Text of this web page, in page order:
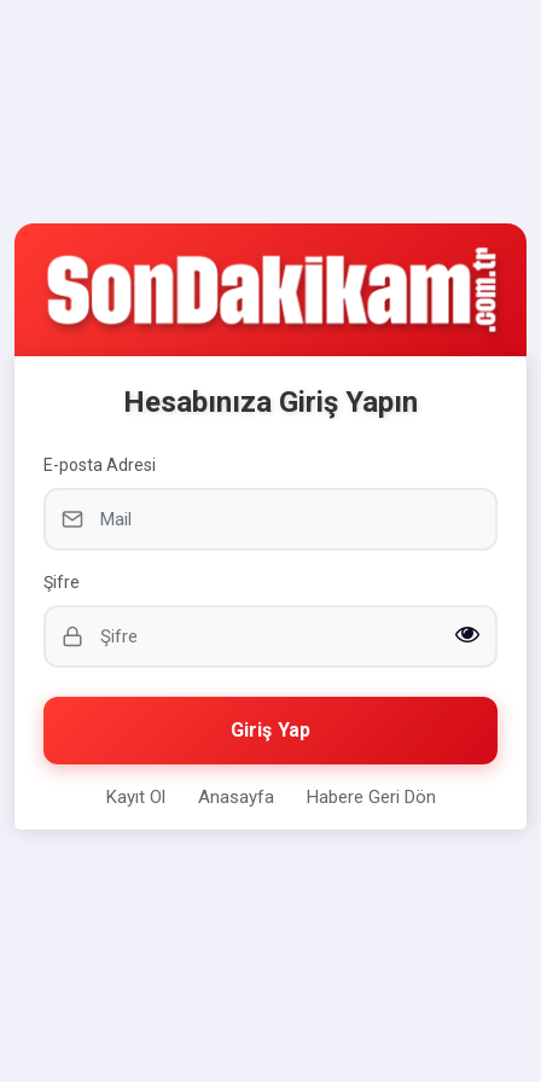
Hesabınıza Giriş Yapın
E-posta Adresi
Şifre
Giriş Yap
Kayıt Ol Anasayfa Habere Geri Dön